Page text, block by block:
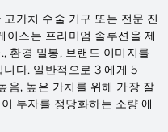
가치 수술 기구 또는 전문 진
이스는 프리미엄 솔루션을 제
환경 밀봉, 브랜드 이미지를
다. 일반적으로 3 에게 5
음, 높은 가치를 위해 가장 잘
투자를 정당화하는 소량 애